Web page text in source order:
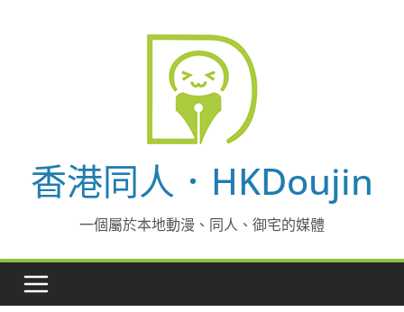
香港同人．HKDoujin
一個屬於本地動漫、同人、御宅的媒體